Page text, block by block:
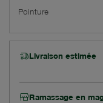
Pointure
Livraison estimée
Ramassage en